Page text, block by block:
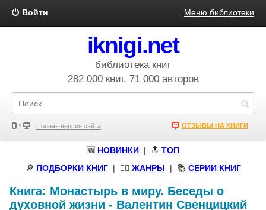
Войти Меню библиотеки
iknigi.net
библиотека книг
282 000 книг, 71 000 авторов
Полная версия сайта ОТЗЫВЫ НА КНИГИ
🆕 НОВИНКИ | 🔝 ТОП
🔎 ПОДБОРКИ КНИГ| 🧝‍♀️ ЖАНРЫ | 📚 СЕРИИ КНИГ
Книга: Монастырь в миру. Беседы о
духовной жизни - Валентин Свенцицкий